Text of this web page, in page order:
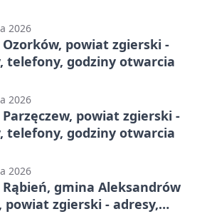
2026
powiat zgierski -
telefony, godziny otwarcia
2026
powiat zgierski -
telefony, godziny otwarcia
2026
gmina Aleksandrów
powiat zgierski - adresy,